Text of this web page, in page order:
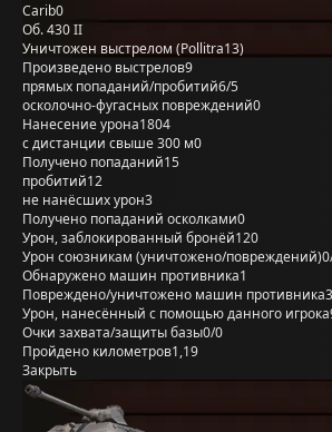
Carib0
Об. 430 II
Уничтожен выстрелом (Pollitra13)
Произведено выстрелов9
прямых попаданий/пробитий6/5
осколочно-фугасных повреждений0
Нанесение урона1804
с дистанции свыше 300 м0
Получено попаданий15
пробитий12
не нанёсших урон3
Получено попаданий осколками0
Урон, заблокированный бронёй120
Урон союзникам (уничтожено/повреждений)
Обнаружено машин противника1
Повреждено/уничтожено машин противника
Урон, нанесённый с помощью данного игрока
Очки захвата/защиты базы0/0
Пройдено километров1,19
Закрыть